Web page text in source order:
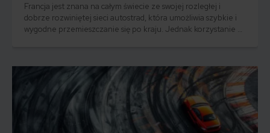
Francja jest znana na całym świecie ze swojej rozległej i
dobrze rozwiniętej sieci autostrad, która umożliwia szybkie i
wygodne przemieszczanie się po kraju. Jednak korzystanie z